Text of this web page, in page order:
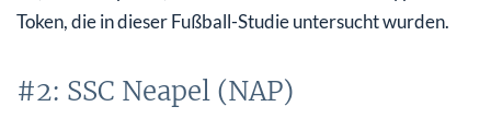
Token, die in dieser Fußball-Studie untersucht wurden.
#2: SSC Neapel (NAP)